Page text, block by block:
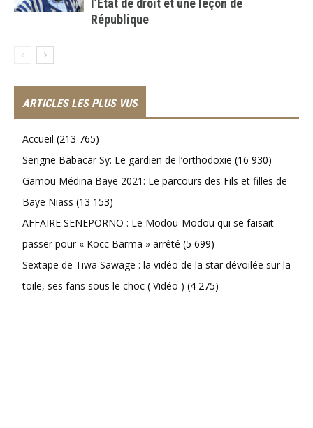
l’État de droit et une leçon de
République
ARTICLES LES PLUS VUS
Accueil (213 765)
Serigne Babacar Sy: Le gardien de l’orthodoxie (16 930)
Gamou Médina Baye 2021: Le parcours des Fils et filles de
Baye Niass (13 153)
AFFAIRE SENEPORNO : Le Modou-Modou qui se faisait
passer pour « Kocc Barma » arrêté (5 699)
Sextape de Tiwa Sawage : la vidéo de la star dévoilée sur la
toile, ses fans sous le choc ( Vidéo ) (4 275)